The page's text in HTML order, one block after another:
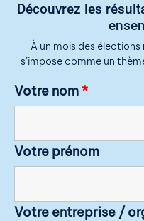
Découvrez les
À un mois des
s’impose comme un
Votre nom*
Votre prénom
Votre entreprise /